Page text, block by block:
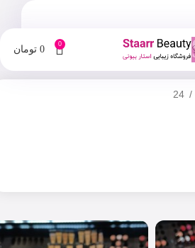
0
0 تومان
24